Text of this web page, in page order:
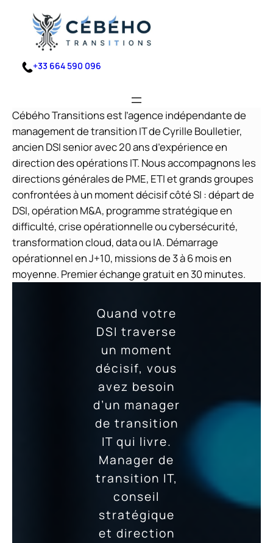
contenu
+33 664 590 096
Cébého Transitions est l’agence indépendante de
management de transition IT de Cyrille Boulletier,
ancien DSI senior avec 20 ans d’expérience en
direction des opérations IT. Nous accompagnons les
directions générales de PME, ETI et grands groupes
confrontées à un moment décisif côté SI : départ de
DSI, opération M&A, programme stratégique en
difficulté, crise opérationnelle ou cybersécurité,
transformation cloud, data ou IA. Démarrage
opérationnel en J+10, missions de 3 à 6 mois en
moyenne. Premier échange gratuit en 30 minutes.
Quand votre
DSI traverse
un moment
décisif, vous
avez besoin
d’un manager
de transition
IT qui livre.
Manager de
transition IT,
conseil
stratégique
et direction